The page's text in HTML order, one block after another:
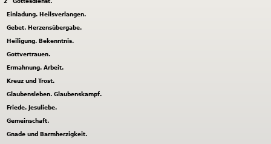
Einladung. Heilsverlangen.
Gebet. Herzensübergabe.
Heiligung. Bekenntnis.
Gottvertrauen.
Ermahnung. Arbeit.
Kreuz und Trost.
Glaubensleben. Glaubenskampf.
Friede. Jesuliebe.
Gemeinschaft.
Gnade und Barmherzigkeit.